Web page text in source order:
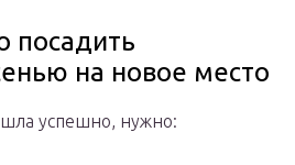
посадить
на новое место
успешно, нужно: